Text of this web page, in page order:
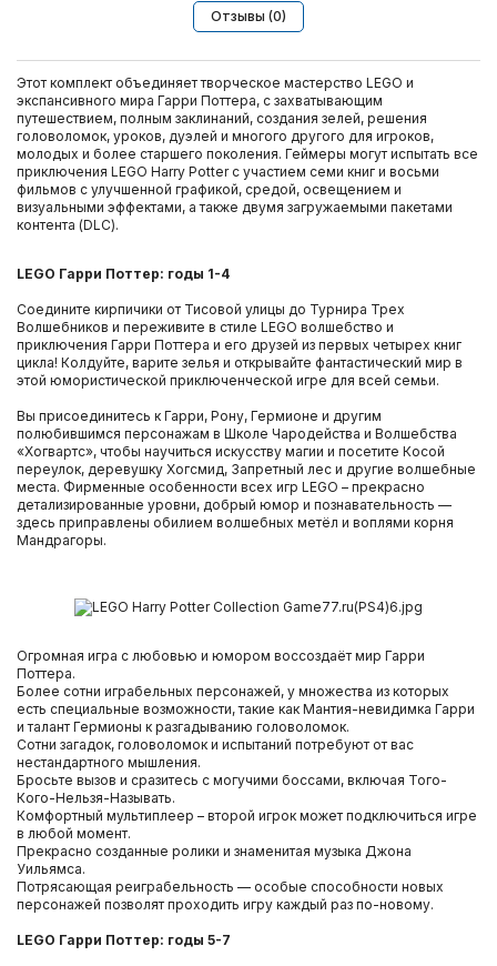
Отзывы (0)
Этот комплект объединяет творческое мастерство LEGO и
экспансивного мира Гарри Поттера, с захватывающим
путешествием, полным заклинаний, создания зелей, решения
головоломок, уроков, дуэлей и многого другого для игроков,
молодых и более старшего поколения. Геймеры могут испытать все
приключения LEGO Harry Potter с участием семи книг и восьми
фильмов с улучшенной графикой, средой, освещением и
визуальными эффектами, а также двумя загружаемыми пакетами
контента (DLC).
LEGO Гарри Поттер: годы 1-4
Соедините кирпичики от Тисовой улицы до Турнира Трех
Волшебников и переживите в стиле LEGO волшебство и
приключения Гарри Поттера и его друзей из первых четырех книг
цикла! Колдуйте, варите зелья и открывайте фантастический мир в
этой юмористической приключенческой игре для всей семьи.
Вы присоединитесь к Гарри, Рону, Гермионе и другим
полюбившимся персонажам в Школе Чародейства и Волшебства
«Хогвартс», чтобы научиться искусству магии и посетите Косой
переулок, деревушку Хогсмид, Запретный лес и другие волшебные
места. Фирменные особенности всех игр LEGO – прекрасно
детализированные уровни, добрый юмор и познавательность —
здесь приправлены обилием волшебных метёл и воплями корня
Мандрагоры.
Огромная игра с любовью и юмором воссоздаёт мир Гарри
Поттера.
Более сотни играбельных персонажей, у множества из которых
есть специальные возможности, такие как Мантия-невидимка Гарри
и талант Гермионы к разгадыванию головоломок.
Сотни загадок, головоломок и испытаний потребуют от вас
нестандартного мышления.
Бросьте вызов и сразитесь с могучими боссами, включая Того-
Кого-Нельзя-Называть.
Комфортный мультиплеер – второй игрок может подключиться игре
в любой момент.
Прекрасно созданные ролики и знаменитая музыка Джона
Уильямса.
Потрясающая реиграбельность — особые способности новых
персонажей позволят проходить игру каждый раз по-новому.
LEGO Гарри Поттер: годы 5-7